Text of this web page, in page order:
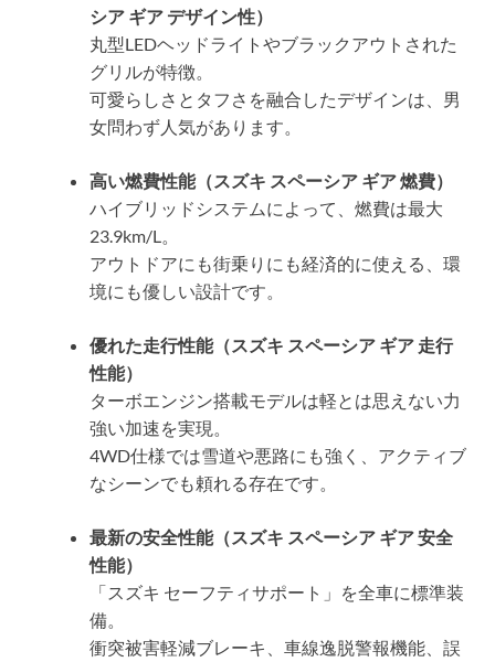
シア ギア デザイン性）
丸型LEDヘッドライトやブラックアウトされた
グリルが特徴。
可愛らしさとタフさを融合したデザインは、男
女問わず人気があります。
高い燃費性能（スズキ スペーシア ギア 燃費）
ハイブリッドシステムによって、燃費は最大
23.9km/L。
アウトドアにも街乗りにも経済的に使える、環
境にも優しい設計です。
優れた走行性能（スズキ スペーシア ギア 走行
性能）
ターボエンジン搭載モデルは軽とは思えない力
強い加速を実現。
4WD仕様では雪道や悪路にも強く、アクティブ
なシーンでも頼れる存在です。
最新の安全性能（スズキ スペーシア ギア 安全
性能）
「スズキ セーフティサポート」を全車に標準装
備。
衝突被害軽減ブレーキ、車線逸脱警報機能、誤